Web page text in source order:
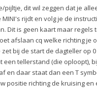
pijltje, dit wil zeggen dat je
rijdt en volg je de
Dit is geen kaart maar regels
afslaan cq welke richting je
zet bij de start de dagteller op
een tellerstand (die oploopt),
en daar staat dan een T
positie richting de kruising en